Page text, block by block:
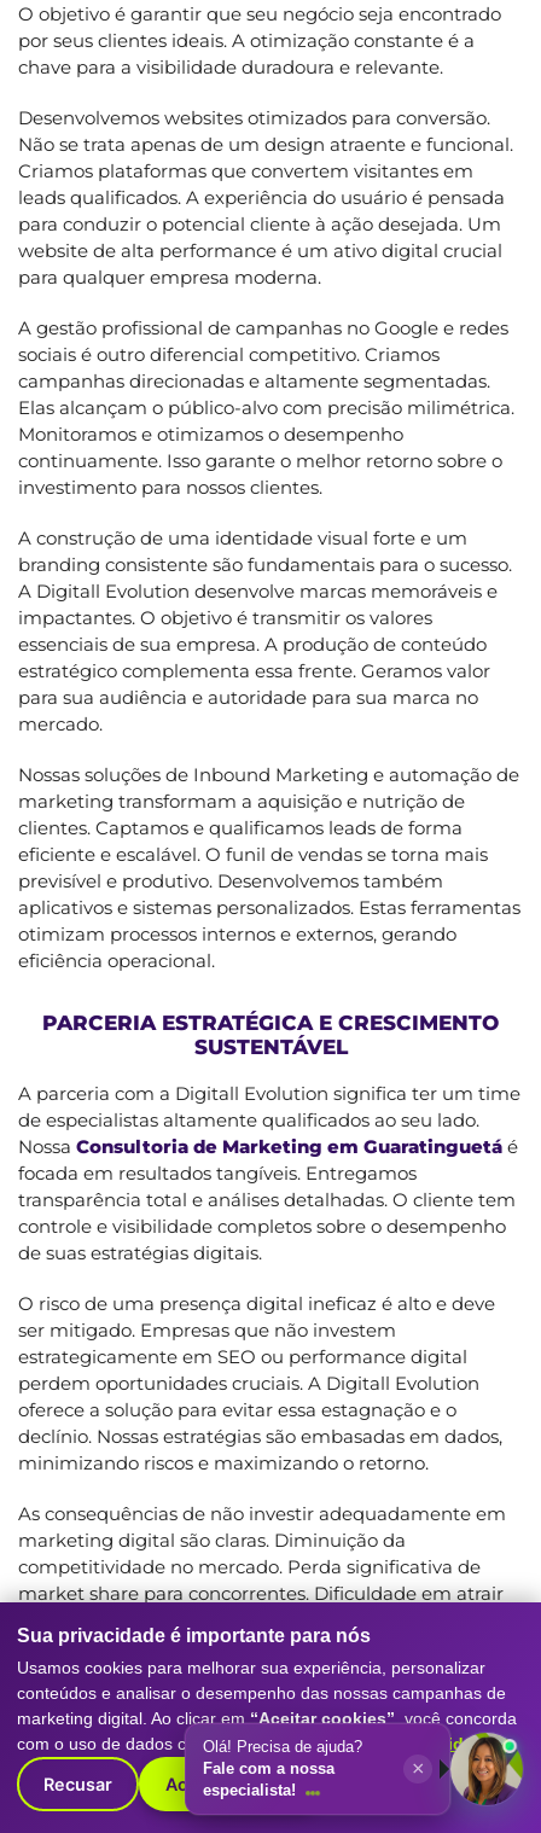
O objetivo é garantir que seu negócio seja encontrado
por seus clientes ideais. A otimização constante é a
chave para a visibilidade duradoura e relevante.
Desenvolvemos websites otimizados para conversão.
Não se trata apenas de um design atraente e funcional.
Criamos plataformas que convertem visitantes em
leads qualificados. A experiência do usuário é pensada
para conduzir o potencial cliente à ação desejada. Um
website de alta performance é um ativo digital crucial
para qualquer empresa moderna.
A gestão profissional de campanhas no Google e redes
sociais é outro diferencial competitivo. Criamos
campanhas direcionadas e altamente segmentadas.
Elas alcançam o público-alvo com precisão milimétrica.
Monitoramos e otimizamos o desempenho
continuamente. Isso garante o melhor retorno sobre o
investimento para nossos clientes.
A construção de uma identidade visual forte e um
branding consistente são fundamentais para o sucesso.
A Digitall Evolution desenvolve marcas memoráveis e
impactantes. O objetivo é transmitir os valores
essenciais de sua empresa. A produção de conteúdo
estratégico complementa essa frente. Geramos valor
para sua audiência e autoridade para sua marca no
mercado.
Nossas soluções de Inbound Marketing e automação de
marketing transformam a aquisição e nutrição de
clientes. Captamos e qualificamos leads de forma
eficiente e escalável. O funil de vendas se torna mais
previsível e produtivo. Desenvolvemos também
aplicativos e sistemas personalizados. Estas ferramentas
otimizam processos internos e externos, gerando
eficiência operacional.
PARCERIA ESTRATÉGICA E CRESCIMENTO
SUSTENTÁVEL
A parceria com a Digitall Evolution significa ter um time
de especialistas altamente qualificados ao seu lado.
Nossa Consultoria de Marketing em Guaratinguetá é
focada em resultados tangíveis. Entregamos
transparência total e análises detalhadas. O cliente tem
controle e visibilidade completos sobre o desempenho
de suas estratégias digitais.
O risco de uma presença digital ineficaz é alto e deve
ser mitigado. Empresas que não investem
estrategicamente em SEO ou performance digital
perdem oportunidades cruciais. A Digitall Evolution
oferece a solução para evitar essa estagnação e o
declínio. Nossas estratégias são embasadas em dados,
minimizando riscos e maximizando o retorno.
As consequências de não investir adequadamente em
marketing digital são claras. Diminuição da
competitividade no mercado. Perda significativa de
market share para concorrentes. Dificuldade em atrair
uma agência data-driven como a Digitall Evolution é
um investimento estratégico e inteligente. É um
caminho comprovado para o crescimento contínuo e
sustentável.
Nosso compromisso com a E-E-A-T, ou Expertise,
Experiência, Autoridade e Confiabilidade, é inegociável.
Sua privacidade é importante para nós
Usamos cookies para melhorar sua experiência, personalizar
conteúdos e analisar o desempenho das nossas campanhas de
marketing digital. Ao clicar em “Aceitar cookies” , você concorda
com o uso de dados conforme nossaPolítica de Privacidade.
Recusar Aceitar cookies
Olá! Precisa de ajuda?
Fale com a nossa
especialista!
×